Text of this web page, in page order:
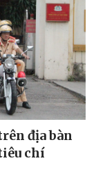
địa bàn
chí